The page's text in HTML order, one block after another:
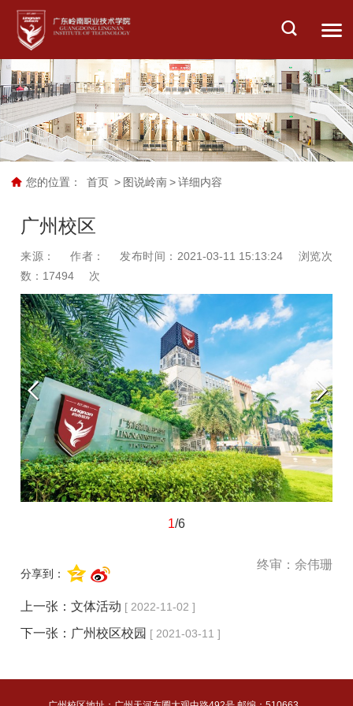
您的位置： 首页 > 图说岭南 > 详细内容
广州校区
来源： 作者： 发布时间：2021-03-11 15:13:24
浏览次
数： 17494 次
1/6
终审：余伟珊
分享到：
上一张：文体活动 [ 2022-11-02 ]
下一张： 广州校区校园 [ 2021-03-11 ]